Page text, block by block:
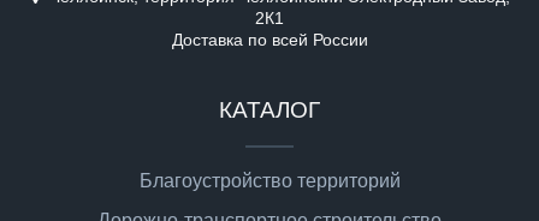
2К1
Доставка по всей России
КАТАЛОГ
Благоустройство территорий